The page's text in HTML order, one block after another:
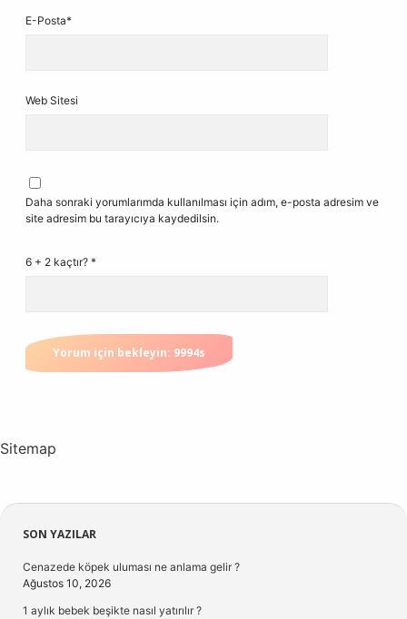
E-Posta*
Web Sitesi
Daha sonraki yorumlarımda kullanılması için adım, e-posta adresim ve
site adresim bu tarayıcıya kaydedilsin.
6 + 2 kaçtır? *
Sitemap
Sidebar
SON YAZILAR
Cenazede köpek uluması ne anlama gelir ?
Ağustos 10, 2026
1 aylık bebek beşikte nasıl yatırılır ?